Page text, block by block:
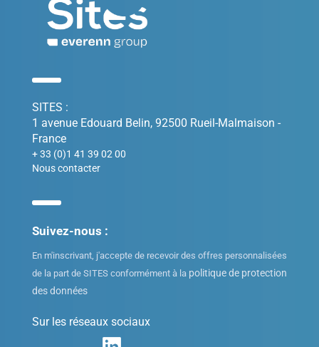
SITES :
1 avenue Edouard Belin, 92500 Rueil-Malmaison -
France
+ 33 (0)1 41 39 02 00
Nous contacter
Suivez-nous :
En m'inscrivant, j'accepte de recevoir des offres personnalisées
de la part de SITES conformément à la politique de protection
des données
Sur les réseaux sociaux